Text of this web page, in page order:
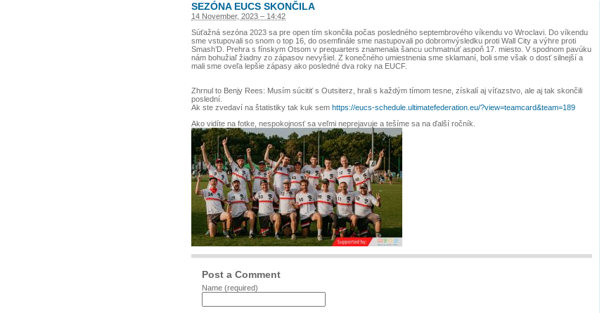
SEZÓNA EUCS SKONČILA
14 November, 2023 – 14:42
Súťažná sezóna 2023 sa pre open tím skončila počas posledného septembrového víkendu vo Wroclavi. Do víkendu
sme vstupovali so snom o top 16, do osemfinále sme nastupovali po dobromvýsledku proti Wall City a výhre proti
Smash’D. Prehra s fínskym Otsom v prequarters znamenala šancu uchmatnúť aspoň 17. miesto. V spodnom pavúku
nám bohužiaľ žiadny zo zápasov nevyšiel. Z konečného umiestnenia sme sklamaní, boli sme však o dosť silnejší a
mali sme oveľa lepšie zápasy ako posledné dva roky na EUCF.
Zhrnul to Benjy Rees: Musím súcitiť s Outsiterz, hrali s každým tímom tesne, získalí aj víťazstvo, ale aj tak skončili
poslední.
Ak ste zvedaví na štatistiky tak kuk sem https://eucs-schedule.ultimatefederation.eu/?view=teamcard&team=189
Ako vidíte na fotke, nespokojnosť sa veľmi neprejavuje a tešíme sa na ďalší ročník.
Post a Comment
Name (required)